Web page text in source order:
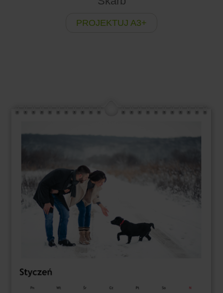
PROJEKTUJ A3+